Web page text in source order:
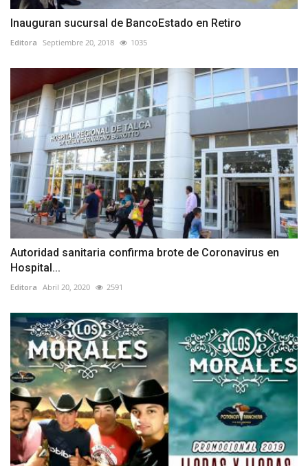
Inauguran sucursal de BancoEstado en Retiro
Editora Septiembre 20, 2018 1035
Autoridad sanitaria confirma brote de Coronavirus en
Hospital...
Editora Abril 20, 2020 2591